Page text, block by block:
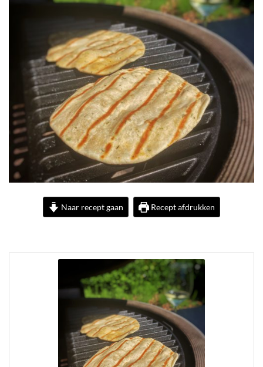
Naar recept gaan Recept afdrukken